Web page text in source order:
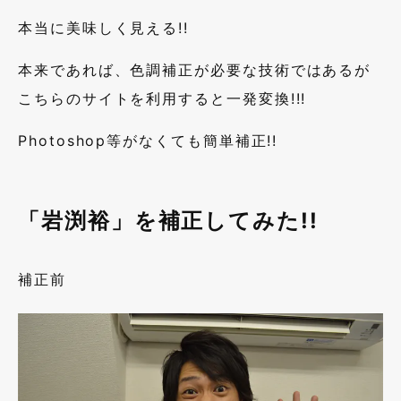
本当に美味しく見える!!
本来であれば、色調補正が必要な技術ではあるが
こちらのサイトを利用すると一発変換!!!
Photoshop等がなくても簡単補正!!
「岩渕裕」を補正してみた!!
補正前